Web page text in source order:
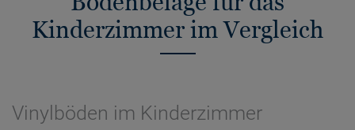
Kinderzimmer im Vergleich
Vinylböden im Kinderzimmer